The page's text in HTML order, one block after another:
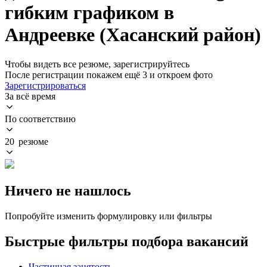
гибким графиком в
Андреевке (Хасанский район)
Чтобы видеть все резюме, зарегистрируйтесь
После регистрации покажем ещё 3 и откроем фото
Зарегистрироваться
За всё время
По соответствию
20 резюме
Ничего не нашлось
Попробуйте изменить формулировку или фильтры
Быстрые фильтры подбора вакансий